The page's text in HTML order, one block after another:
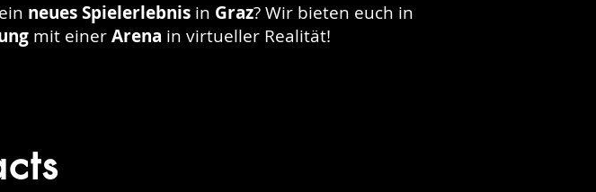
neues Spielerlebnis in Graz? Wir bieten euch in
mit einerArena in virtueller Realität!